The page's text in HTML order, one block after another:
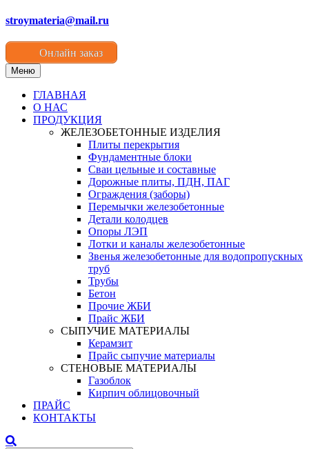
stroymateria@mail.ru
Онлайн заказ
Меню
ГЛАВНАЯ
О НАС
ПРОДУКЦИЯ
ЖЕЛЕЗОБЕТОННЫЕ ИЗДЕЛИЯ
Плиты перекрытия
Фундаментные блоки
Сваи цельные и составные
Дорожные плиты, ПДН, ПАГ
Ограждения (заборы)
Перемычки железобетонные
Детали колодцев
Опоры ЛЭП
Лотки и каналы железобетонные
Звенья железобетонные для водопропускных
труб
Трубы
Бетон
Прочие ЖБИ
Прайс ЖБИ
СЫПУЧИЕ МАТЕРИАЛЫ
Керамзит
Прайс сыпучие материалы
СТЕНОВЫЕ МАТЕРИАЛЫ
Газоблок
Кирпич облицовочный
ПРАЙС
КОНТАКТЫ